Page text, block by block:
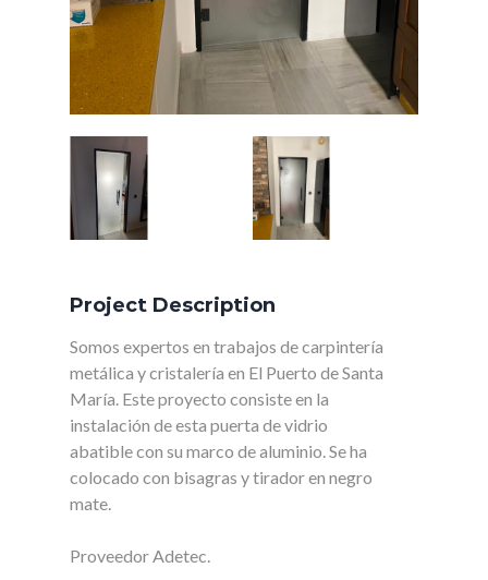
Project Description
Somos expertos en trabajos de carpintería
metálica y cristalería en El Puerto de Santa
María. Este proyecto consiste en la
instalación de esta puerta de vidrio
abatible con su marco de aluminio. Se ha
colocado con bisagras y tirador en negro
mate.
Proveedor Adetec.